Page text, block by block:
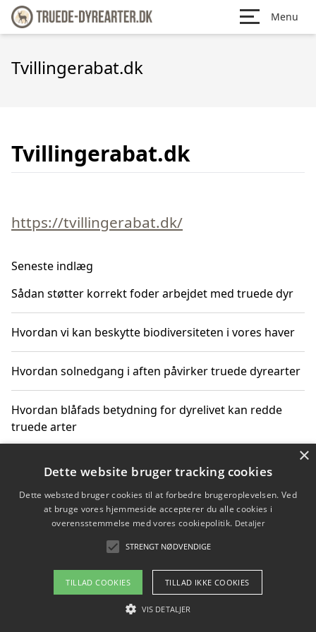
Menu
Tvillingerabat.dk
Tvillingerabat.dk
https://tvillingerabat.dk/
Seneste indlæg
Sådan støtter korrekt foder arbejdet med truede dyr
Hvordan vi kan beskytte biodiversiteten i vores haver
Hvordan solnedgang i aften påvirker truede dyrearter
Hvordan blåfads betydning for dyrelivet kan redde
truede arter
Hvordan kan gaver til unge voksne støtte bevarelsen
Copyright 2026 - Pilanto Aps
Om / kontakt
Blog Betingelser
×
Dette website bruger tracking cookies
Dette websted bruger cookies til at forbedre brugeroplevelsen. Ved
at bruge vores hjemmeside accepterer du alle cookies i
overensstemmelse med vores cookiepolitik. Detaljer
STRENGT NØDVENDIGE
TILLAD COOKIES TILLAD IKKE COOKIES
VIS DETALJER